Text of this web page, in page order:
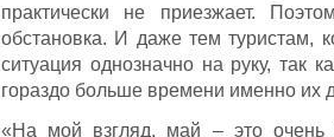
практически не приезжает.
обстановка. И даже тем туристам,
ситуация однозначно на руку, так
гораздо больше времени именно их
«На мой взгляд, май – это очень